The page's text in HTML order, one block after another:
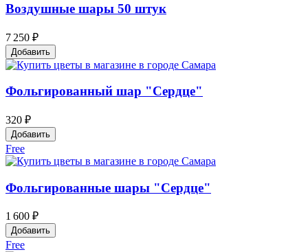
Воздушные шары 50 штук
7 250 ₽
Добавить
Фольгированный шар "Сердце"
320 ₽
Добавить
Free
Фольгированные шары "Сердце"
1 600 ₽
Добавить
Free